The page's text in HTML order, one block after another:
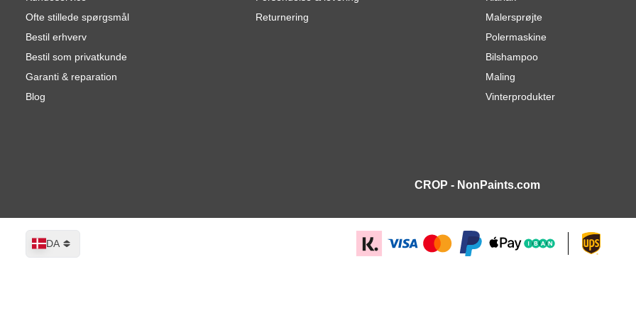
Ofte stillede spørgsmål
Bestil erhverv
Bestil som privatkunde
Garanti & reparation
Blog
Returnering
Malersprøjte
Polermaskine
Bilshampoo
Maling
Vinterprodukter
CROP - NonPaints.com
Sprog
DA